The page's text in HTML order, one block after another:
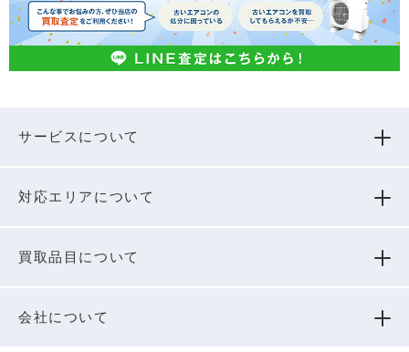
サービスについて
対応エリアについて
買取品⽬について
会社について